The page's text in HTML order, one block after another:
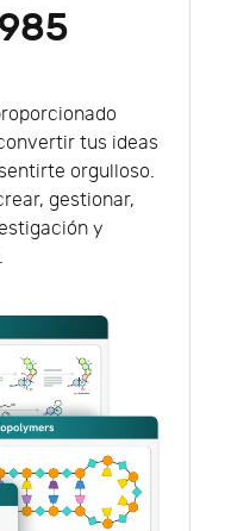
tus ideas
orgulloso.
gestionar,
y